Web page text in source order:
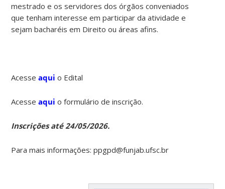
mestrado e os servidores dos órgãos conveniados
que tenham interesse em participar da atividade e
sejam bacharéis em Direito ou áreas afins.
Acesseaqui o Edital
Acesseaquio formulário de inscrição.
Inscrições até 24/05/2026.
Para mais informações: ppgpd@funjab.ufsc.br